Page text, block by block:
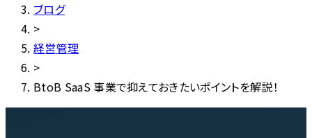
ブログ
>
経営管理
>
BtoB SaaS 事業で抑えておきたいポイントを解説！